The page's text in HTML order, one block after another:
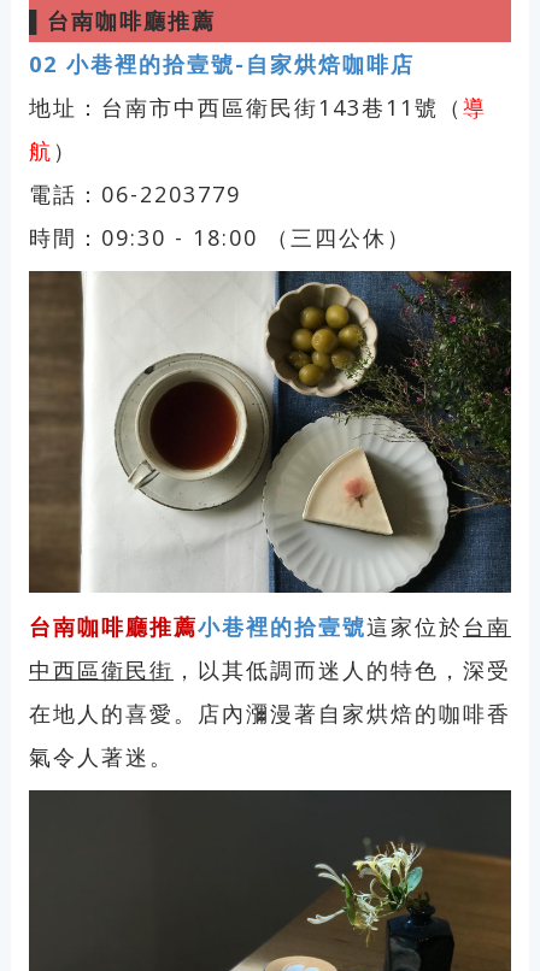
台南咖啡廳推薦
02 小巷裡的拾壹號-自家烘焙咖啡店
地址：台南市中西區衛民街143巷11號（ 導
航 ）
電話：06-2203779
時間：09:30 - 18:00 （三四公休）
台南咖啡廳推薦小巷裡的拾壹號這家位於台南
中西區衛民街 ，以其低調而迷人的特色，深受
在地人的喜愛。店內瀰漫著自家烘焙的咖啡香
氣令人著迷。